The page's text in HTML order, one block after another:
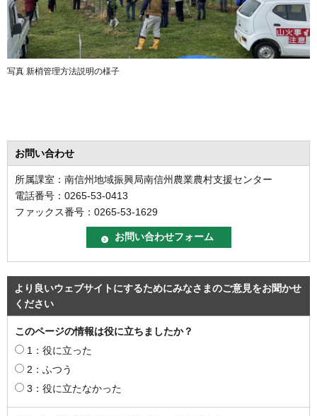
写真 新梢管理方法説明の様子
お問い合わせ
所属課室：南信州地域振興局南信州農業農村支援センター
電話番号：0265-53-0413
ファックス番号：0265-53-1629
より良いウェブサイトにするためにみなさまのご意見をお聞かせ
ください
このページの情報は役に立ちましたか？
1：役に立った
2：ふつう
3：役に立たなかった